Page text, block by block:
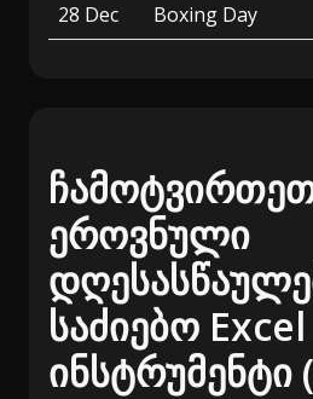
28 Dec Boxing Day
ეროვნული
საძიებო Excel
ინსტრუმენტი